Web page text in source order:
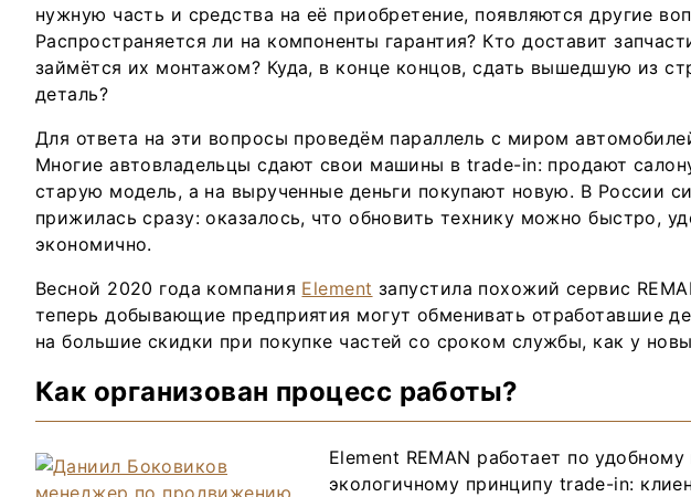
нужную часть и средства на её приобретение, появляются другие
Распространяется ли на компоненты гарантия? Кто доставит
займётся их монтажом? Куда, в конце концов, сдать вышедшую из
деталь?
Для ответа на эти вопросы проведём параллель с миром
Многие автовладельцы сдают свои машины в trade-in: продают
старую модель, а на вырученные деньги покупают новую. В России
прижилась сразу: оказалось, что обновить технику можно быстро,
экономично.
Весной 2020 года компания Element запустила похожий сервис
теперь добывающие предприятия могут обменивать отработавшие
на большие скидки при покупке частей со сроком службы, как у
Как организован процесс работы?
Element REMAN работает по удобному
экологичному принципу trade-in: